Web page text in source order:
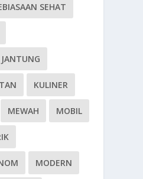
SEHAT
KULINER
MEWAH MOBIL
MODERN